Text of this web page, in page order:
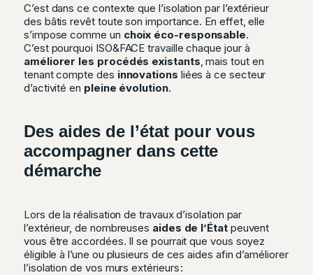
C’est dans ce contexte que l’isolation par l’extérieur
des bâtis revêt toute son importance. En effet, elle
s’impose comme un choix éco-responsable.
C’est pourquoi ISO&FACE travaille chaque jour à
améliorer les procédés existants, mais tout en
tenant compte des innovations liées à ce secteur
d’activité en pleine évolution.
Des aides de l’état pour vous
accompagner dans cette
démarche
Lors de la réalisation de travaux d’isolation par
l’extérieur, de nombreuses aides de l’Étatpeuvent
vous être accordées. Il se pourrait que vous soyez
éligible à l’une ou plusieurs de ces aides afin d’améliorer
l’isolation de vos murs extérieurs :